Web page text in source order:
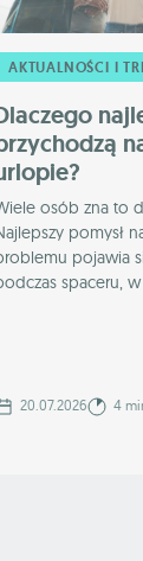
AKTUALNOŚCI I
osób zna to
pomysł
pojawia
spaceru,
20.07.2026 4